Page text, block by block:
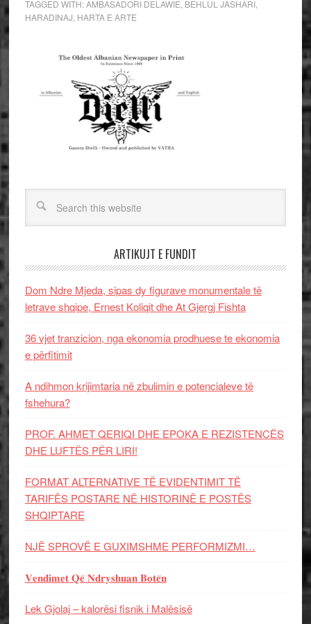
TAGGED WITH:AMBASADORI DELAWIE BEHLUL JASHARI,
HARADINAJ HARTA E ARTE
ARTIKUJT E FUNDIT
Dom Ndre Mjeda, sipas dy figurave monumentale të
letrave shqipe, Ernest Koliqit dhe At Gjergj Fishta
36 vjet tranzicion, nga ekonomia prodhuese te ekonomia
e përfitimit
A ndihmon krijimtaria në zbulimin e potencialeve të
fshehura?
PROF. AHMET QERIQI DHE EPOKA E REZISTENCЁS
DHE LUFTЁS PЁR LIRI!
FORMAT ALTERNATIVE TË EVIDENTIMIT TË
TARIFËS POSTARE NË HISTORINË E POSTËS
SHQIPTARE
NJË SPROVË E GUXIMSHME PERFORMIZMI…
𝐕𝐞𝐧𝐝𝐢𝐦𝐞𝐭 𝐐𝐞̈ 𝐍𝐝𝐫𝐲𝐬𝐡𝐮𝐚𝐧 𝐁𝐨𝐭𝐞̈𝐧
Lek Gjolaj – kalorësi fisnik i Malësisë